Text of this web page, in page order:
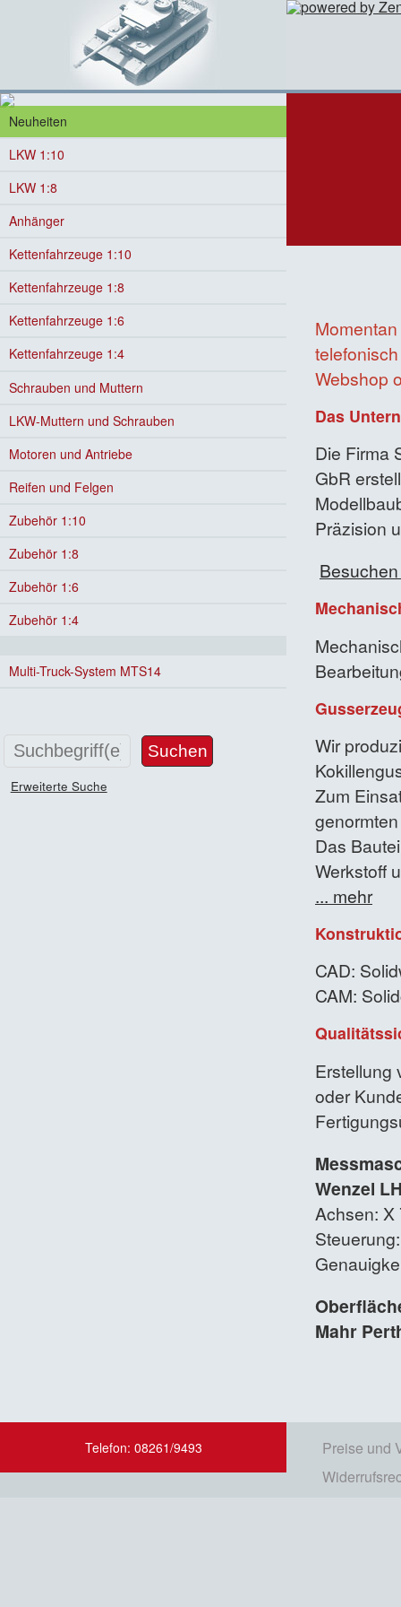
Webshop
Das
Die Firma
GbR
Präzision
Wir
Zum
Das
Werkstoff
... mehr
CAD:
CAM:
Erstellung
oder
Wenzel
Achsen: X
Mahr
Neuheiten
LKW 1:10
LKW 1:8
Anhänger
Kettenfahrzeuge 1:10
Kettenfahrzeuge 1:8
Kettenfahrzeuge 1:6
Kettenfahrzeuge 1:4
Schrauben und Muttern
LKW-Muttern und Schrauben
Motoren und Antriebe
Reifen und Felgen
Zubehör 1:10
Zubehör 1:8
Zubehör 1:6
Zubehör 1:4
Multi-Truck-System MTS14
Erweiterte Suche
Telefon: 08261/9493
Preise und